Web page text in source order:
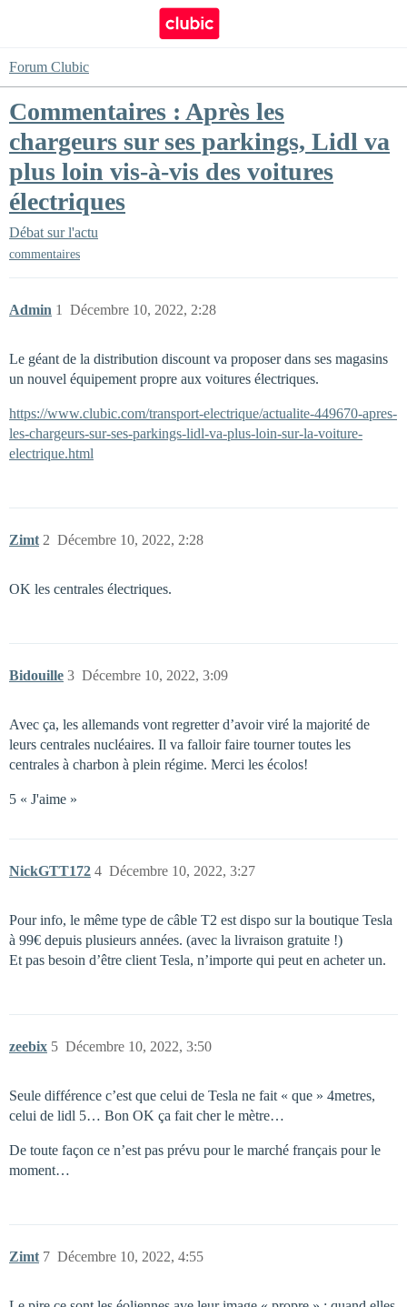
Forum Clubic
Commentaires : Après les
chargeurs sur ses parkings, Lidl va
plus loin vis-à-vis des voitures
électriques
Débat sur l'actu
commentaires
Admin Décembre 10, 2022, 2:28
1
Le géant de la distribution discount va proposer dans ses magasins
un nouvel équipement propre aux voitures électriques.
https://www.clubic.com/transport-electrique/actualite-449670-apres-
les-chargeurs-sur-ses-parkings-lidl-va-plus-loin-sur-la-voiture-
electrique.html
Zimt Décembre 10, 2022, 2:28
2
OK les centrales électriques.
Bidouille Décembre 10, 2022, 3:09
3
Avec ça, les allemands vont regretter d’avoir viré la majorité de
leurs centrales nucléaires. Il va falloir faire tourner toutes les
centrales à charbon à plein régime. Merci les écolos!
5 « J'aime »
NickGTT172 Décembre 10, 2022, 3:27
4
Pour info, le même type de câble T2 est dispo sur la boutique Tesla
à 99€ depuis plusieurs années. (avec la livraison gratuite !)
Et pas besoin d’être client Tesla, n’importe qui peut en acheter un.
zeebix Décembre 10, 2022, 3:50
5
Seule différence c’est que celui de Tesla ne fait « que » 4metres,
celui de lidl 5… Bon OK ça fait cher le mètre…
De toute façon ce n’est pas prévu pour le marché français pour le
moment…
Zimt Décembre 10, 2022, 4:55
7